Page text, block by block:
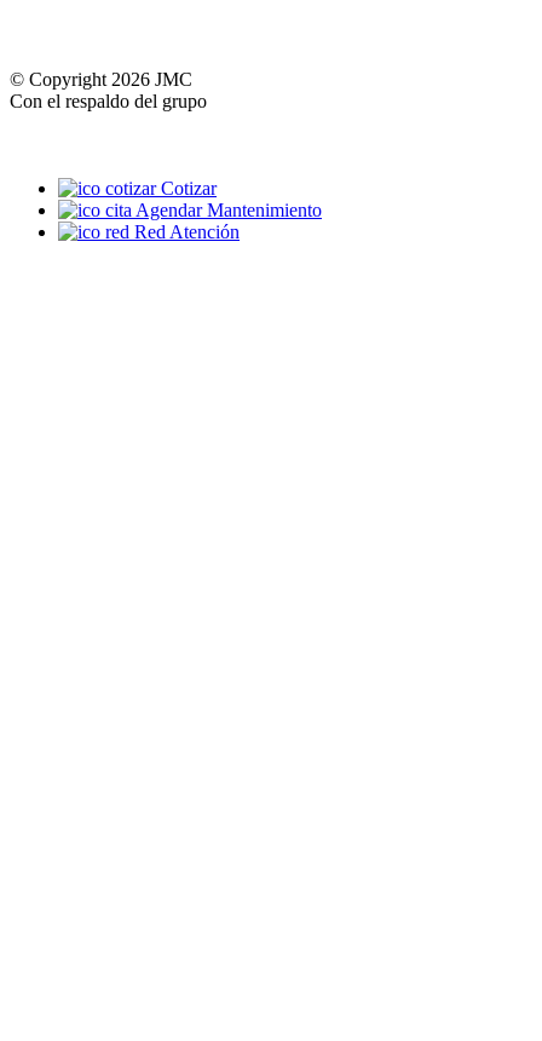
© Copyright 2026 JMC
Con el respaldo del grupo
Cotizar
Agendar Mantenimiento
Red Atención